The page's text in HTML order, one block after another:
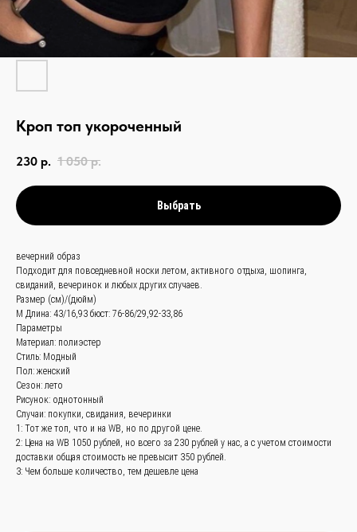
Кроп топ укороченный
230 р. 1 050 р.
Выбрать
вечерний образ
Подходит для повседневной носки летом, активного отдыха, шопинга,
свиданий, вечеринок и любых других случаев.
Размер (см)/(дюйм)
M Длина: 43/16,93 бюст: 76-86/29,92-33,86
Параметры
Материал: полиэстер
Стиль: Модный
Пол: женский
Сезон: лето
Рисунок: однотонный
Случаи: покупки, свидания, вечеринки
1: Тот же топ, что и на WB, но по другой цене.
2: Цена на WB 1050 рублей, но всего за 230 рублей у нас, а с учетом стоимости
доставки общая стоимость не превысит 350 рублей.
3: Чем больше количество, тем дешевле цена
связаться с
нами —просто
и быстро
Заказать звонок
86 (136) 00-08-
85-37
+